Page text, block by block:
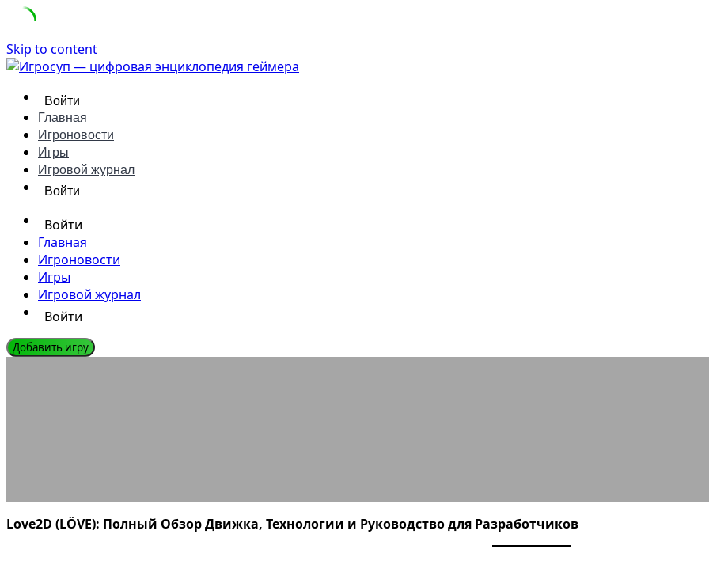
Skip to content
Войти
Главная
Игроновости
Игры
Игровой журнал
Войти
Войти
Главная
Игроновости
Игры
Игровой журнал
Войти
Добавить игру
Love2D (LÖVE): Полный Обзор Движка, Технологии и Руководство для Разработчиков